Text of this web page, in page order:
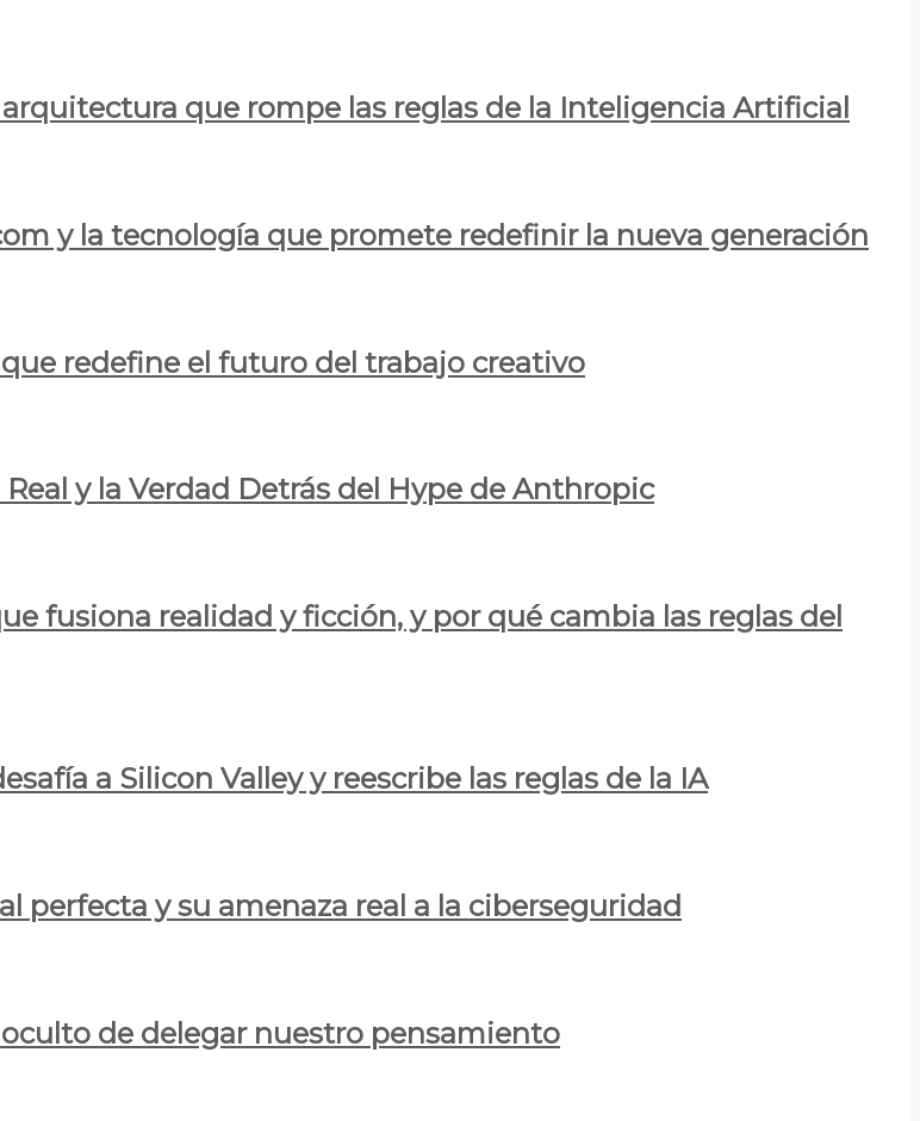
que rompe las reglas de la Inteligencia Artificial
y la tecnología que promete redefinir la nueva generación
redefine el futuro del trabajo creativo
y la Verdad Detrás del Hype de Anthropic
fusiona realidad y ficción, y por qué cambia las reglas del
a Silicon Valley y reescribe las reglas de la IA
y su amenaza real a la ciberseguridad
de delegar nuestro pensamiento